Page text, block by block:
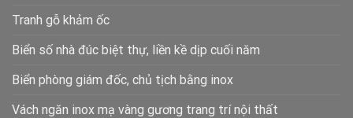
Tranh gỗ khảm ốc
Biển số nhà đúc biệt thự, liền kề dịp cuối năm
Biển phòng giám đốc, chủ tịch bằng inox
Vách ngăn inox mạ vàng gương trang trí nội thất